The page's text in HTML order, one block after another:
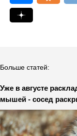
Больше статей:
Уже в августе
мышей - сосед